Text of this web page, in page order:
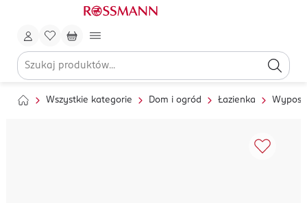
Wszystkie kategorie Dom i ogród Łazienka